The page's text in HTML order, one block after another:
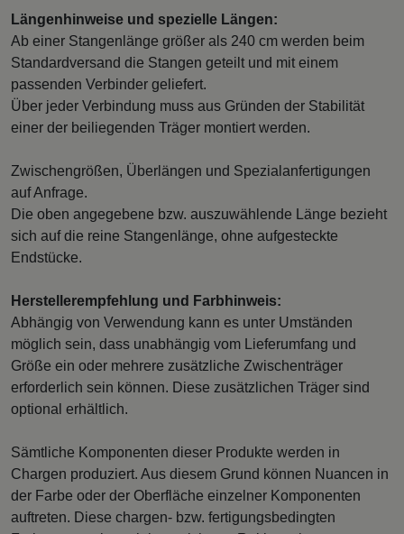
Längenhinweise und spezielle Längen:
Ab einer Stangenlänge größer als 240 cm werden beim
Standardversand die Stangen geteilt und mit einem
passenden Verbinder geliefert.
Über jeder Verbindung muss aus Gründen der Stabilität
einer der beiliegenden Träger montiert werden.
Zwischengrößen, Überlängen und Spezialanfertigungen
auf Anfrage.
Die oben angegebene bzw. auszuwählende Länge bezieht
sich auf die reine Stangenlänge, ohne aufgesteckte
Endstücke.
Herstellerempfehlung und Farbhinweis:
Abhängig von Verwendung kann es unter Umständen
möglich sein, dass unabhängig vom Lieferumfang und
Größe ein oder mehrere zusätzliche Zwischenträger
erforderlich sein können. Diese zusätzlichen Träger sind
optional erhältlich.
Sämtliche Komponenten dieser Produkte werden in
Chargen produziert. Aus diesem Grund können Nuancen in
der Farbe oder der Oberfläche einzelner Komponenten
auftreten. Diese chargen- bzw. fertigungsbedingten